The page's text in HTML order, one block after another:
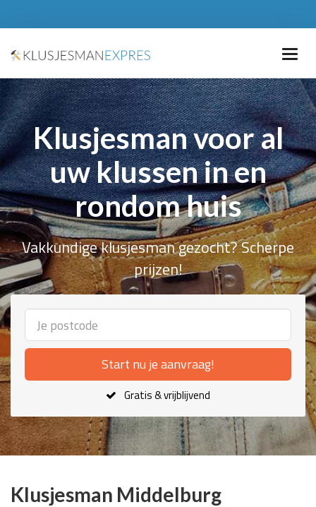
Klusjesman voor al
uw klussen in en
rondom huis
Vakkundige klusjesman gezocht? Scherpe
prijzen!
Start nu je aanvraag!
Gratis & vrijblijvend
Klusjesman Middelburg